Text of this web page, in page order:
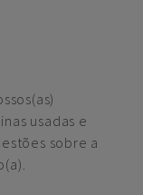
usadas e
sobre a